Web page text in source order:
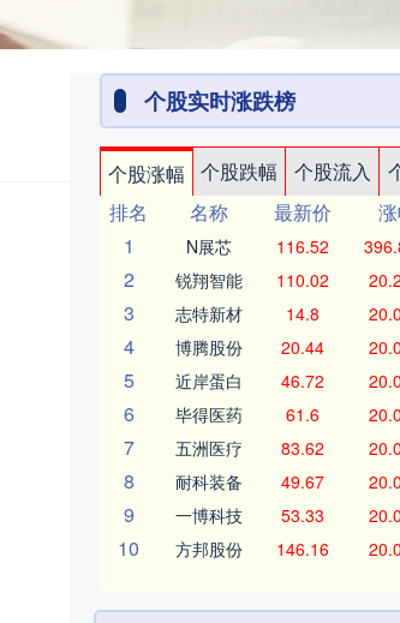
个股实时涨跌榜
个股涨幅 个股跌幅 个股流入
排名
名称 最新价
1
N展芯 116.52
2 锐翔智能 110.02
3 志特新材 14.8
4 博腾股份 20.44
5 近岸蛋白 46.72
6 毕得医药 61.6
7 五洲医疗 83.62
8 耐科装备 49.67
9 一博科技 53.33
10 方邦股份 146.16